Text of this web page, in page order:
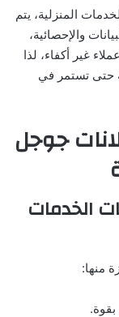
المنزلية، يتم
والإحصائية،
غير أكفاء، لذا
حتى تستمر في
جوجل
الخدمات
منها: